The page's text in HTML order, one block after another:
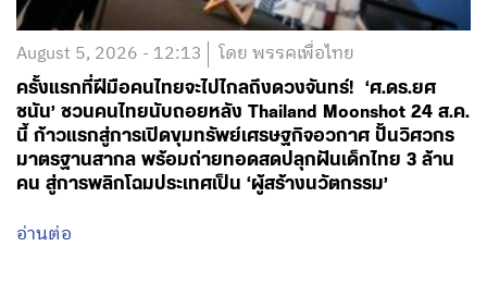
August 5, 2026 - 12:13 โดย พรรคเพื่อไทย
ครั้งแรกที่ฝีมือคนไทยจะไปไกลถึงดวงจันทร์! ‘ศ.ดร.ยศ
ชนัน’ ชวนคนไทยนับถอยหลัง Thailand Moonshot 24 ส.ค.
นี้ ก้าวแรกสู่การเปิดขุมทรัพย์เศรษฐกิจอวกาศ ปั้นวิศวกร
มาตรฐานสากล พร้อมถ่ายทอดสดปลุกฝันเด็กไทย 3 ล้าน
คน สู่การพลิกโฉมประเทศเป็น ‘ผู้สร้างนวัตกรรม’
อ่านต่อ